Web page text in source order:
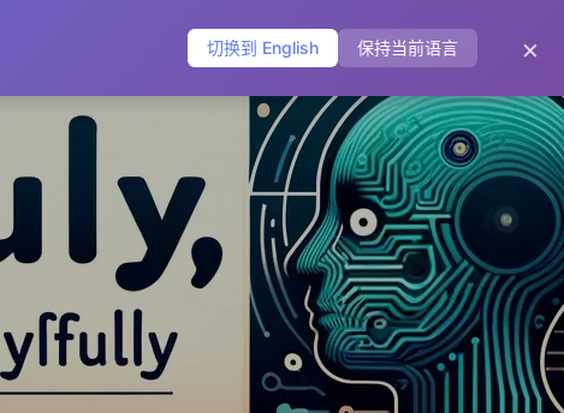
切换到 English 保持当前语言 ×
标签 分类 友链 关于